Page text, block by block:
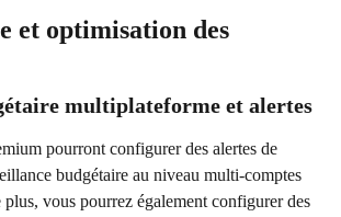
et optimisation des
multiplateforme et alertes
pourront configurer des alertes de
budgétaire au niveau multi-comptes
vous pourrez également configurer des